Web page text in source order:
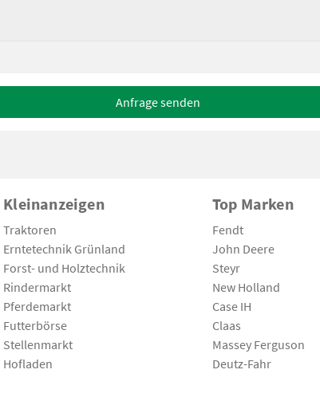
Anfrage senden
Kleinanzeigen
Traktoren
Erntetechnik Grünland
Forst- und Holztechnik
Rindermarkt
Pferdemarkt
Futterbörse
Stellenmarkt
Hofladen
Top Marken
Fendt
John Deere
Steyr
New Holland
Case IH
Claas
Massey Ferguson
Deutz-Fahr